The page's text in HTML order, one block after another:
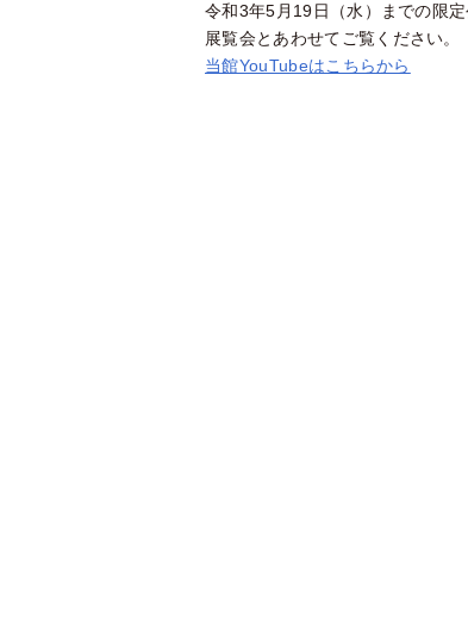
令和3年5月19日（水）までの限定
展覧会とあわせてご覧ください。
当館YouTubeはこちらから